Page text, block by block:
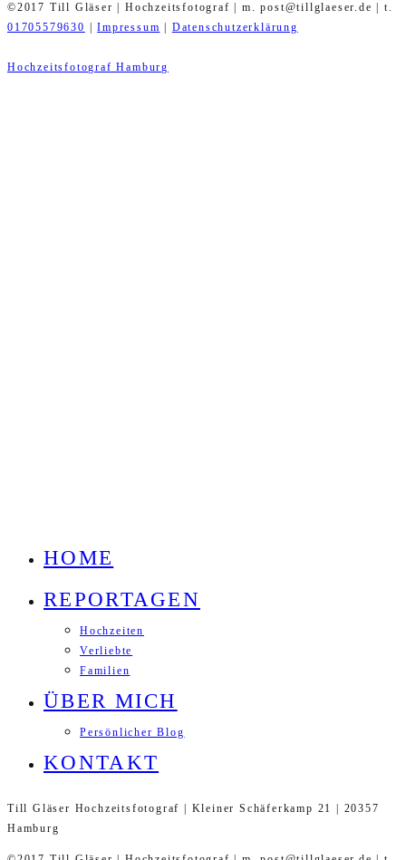
©2017 Till Gläser | Hochzeitsfotograf | m. post@tillglaeser.de | t.
01705579630
|Impressum Datenschutzerklärung
Hochzeitsfotograf Hamburg
HOME
REPORTAGEN
Hochzeiten
Verliebte
Familien
ÜBER MICH
Persönlicher Blog
KONTAKT
Till Gläser Hochzeitsfotograf | Kleiner Schäferkamp 21 | 20357
Hamburg